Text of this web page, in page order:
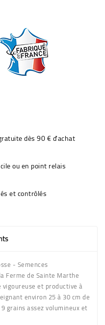
dès 90 € d'achat
ou en point relais
et contrôlés
- Semences
Ferme de Sainte Marthe
vigoureuse et productive à
environ 25 à 30 cm de
grains assez volumineux et